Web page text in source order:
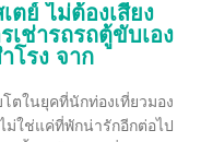
ตย์ ไม่ต้องเสี่ยง
เช่ารถรถตู้ขับเอง
โรง จาก
ตในยุคที่นักท่องเที่ยวมอง
ใช่แค่ที่พักน่ารักอีกต่อไป